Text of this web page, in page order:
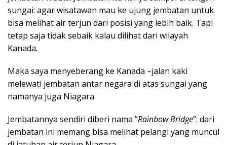
sungai: agar wisatawan mau ke ujung jembatan untuk
bisa melihat air terjun dari posisi yang lebih baik. Tapi
tetap saja tidak sebaik kalau dilihat dari wilayah
Kanada.
Maka saya menyeberang ke Kanada –jalan kaki
melewati jembatan antar negara di atas sungai yang
namanya juga Niagara.
Jembatannya sendiri diberi nama ”Rainbow Bridge”: dari
jembatan ini memang bisa melihat pelangi yang muncul